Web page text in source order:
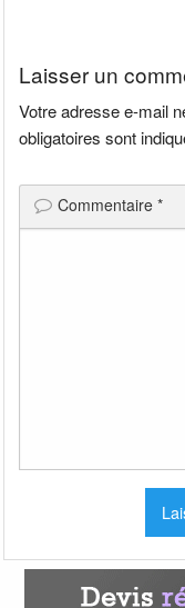
Laisser un
Votre adresse e-mail
obligatoires sont
Commentaire*